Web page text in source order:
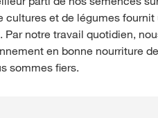
cultures et de légumes
Par notre travail quotidien,
en bonne nourriture
sommes fiers.